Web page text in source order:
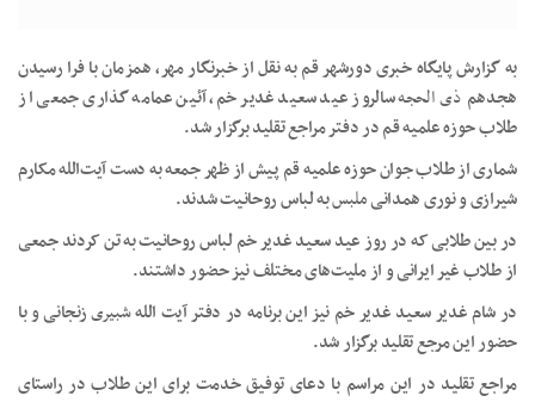
به گزارش پایگاه خبری دورشهر قم به نقل از خبرنگار مهر، همزمان با فرا رسیدن
هجدهمذیالحجهسالروز عید سعید غدیر خم، آئین عمامه گذاری جمعی از
طلاب حوزه علمیه قم در دفتر مراجع تقلید برگزار شد.
شماری از طلاب جوان حوزه علمیه قم پیش از ظهر جمعه به دست آیت‌الله مکارم
شیرازی و نوری همدانیملبسبه لباس روحانیت شدند.
در بین طلابی که در روز عید سعید غدیر خم لباس روحانیت به تن کردند جمعی
از طلاب غیر ایرانی و از ملیت‌های مختلف نیز حضور داشتند.
در شام غدیر سعید غدیر خم نیز این برنامه در دفتر آیت اللهشبیریزنجانی و با
حضور این مرجع تقلید برگزار شد.
مراجع تقلید در این مراسم با دعای توفیق خدمت برای این طلاب در راستای